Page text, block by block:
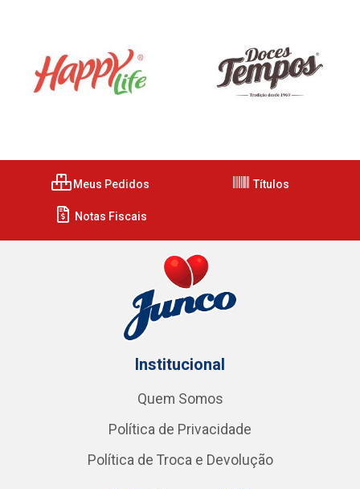
Meus Pedidos Títulos
Notas Fiscais
Institucional
Quem Somos
Política de Privacidade
Política de Troca e Devolução